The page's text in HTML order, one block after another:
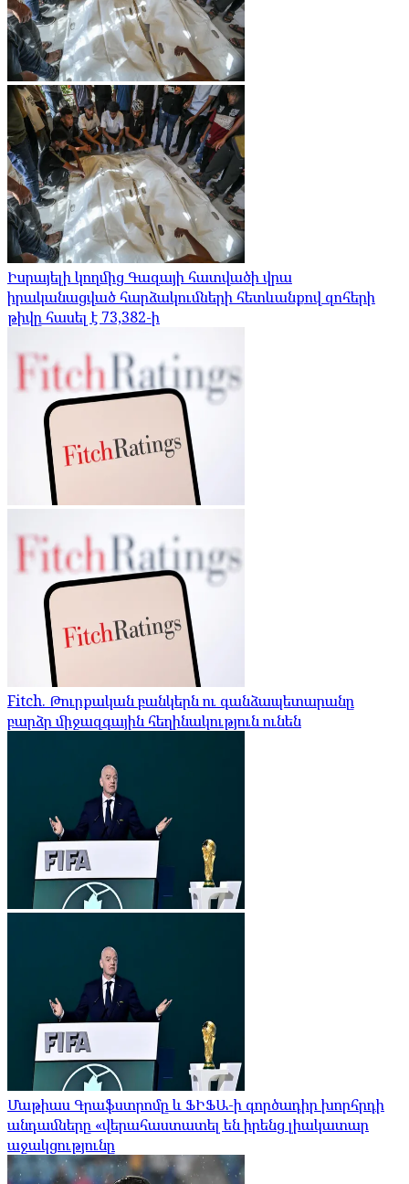
Իսրայելի կողմից Գազայի հատվածի վրա
իրականացված հարձակումների հետևանքով զոհերի
թիվը հասել է 73,382-ի
Fitch. Թուրքական բանկերն ու գանձապետարանը
բարձր միջազգային հեղինակություն ունեն
Մաթիաս Գրաֆստրոմը և ՖԻՖԱ-ի գործադիր խորհրդի
անդամները «վերահաստատել են իրենց լիակատար
աջակցությունը